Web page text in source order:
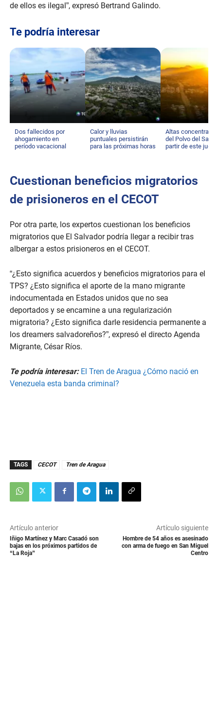
de ellos es ilegal”, expresó Bertrand Galindo.
Te podría interesar
Dos fallecidos por
ahogamiento en
período vacacional
Calor y lluvias
puntuales persistirán
para las próximas horas
Altas
del Polvo del
partir de este
Cuestionan beneficios migratorios
de prisioneros en el CECOT
Por otra parte, los expertos cuestionan los beneficios
migratorios que El Salvador podría llegar a recibir tras
albergar a estos prisioneros en el CECOT.
“¿Esto significa acuerdos y beneficios migratorios para el
TPS? ¿Esto significa el aporte de la mano migrante
indocumentada en Estados unidos que no sea
deportados y se encamine a una regularización
migratoria? ¿Esto significa darle residencia permanente a
los dreamers salvadoreños?”, expresó el directo Agenda
Migrante, César Ríos.
Te podría interesar: El Tren de Aragua ¿Cómo nació en
Venezuela esta banda criminal?
TAGS CECOT Tren de Aragua
Artículo anterior
Iñigo Martínez y Marc Casadó son
bajas en los próximos partidos de
“La Roja”
Artículo siguiente
Hombre de 54 años es asesinado
con arma de fuego en San Miguel
Centro